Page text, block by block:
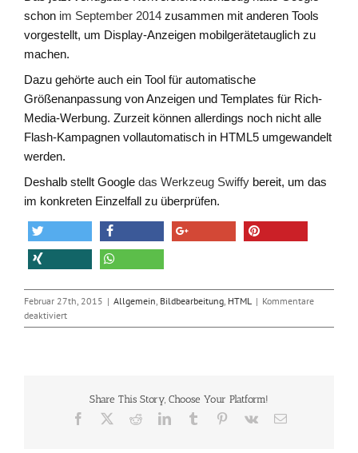
schon im September 2014 zusammen mit anderen Tools
vorgestellt, um Display-Anzeigen mobilgerätetauglich zu
machen.
Dazu gehörte auch ein Tool für automatische
Größenanpassung von Anzeigen und Templates für Rich-
Media-Werbung. Zurzeit können allerdings noch nicht alle
Flash-Kampagnen vollautomatisch in HTML5 umgewandelt
werden.
Deshalb stellt Google das Werkzeug Swiffy bereit, um das
im konkreten Einzelfall zu überprüfen.
Februar 27th, 2015 | Allgemein, Bildbearbeitung, HTML | Kommentare
deaktiviertfür
Flash
HTML5
wandeln
Share This Story, Choose Your Platform!
Facebook RedditLinkedInTumblr Pinterest
Vk
E-